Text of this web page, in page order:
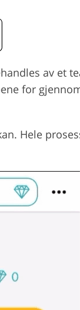
av et
for
Hele